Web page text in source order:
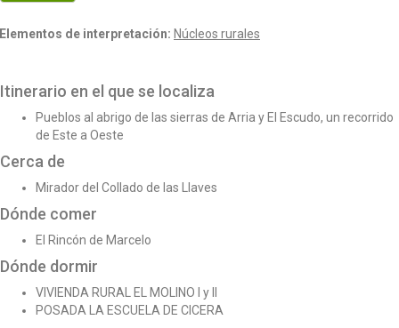
Elementos de interpretación: Núcleos rurales
Itinerario en el que se localiza
Pueblos al abrigo de las sierras de Arria y El Escudo, un recorrido
de Este a Oeste
Cerca de
Mirador del Collado de las Llaves
Dónde comer
El Rincón de Marcelo
Dónde dormir
VIVIENDA RURAL EL MOLINO I y II
POSADA LA ESCUELA DE CICERA